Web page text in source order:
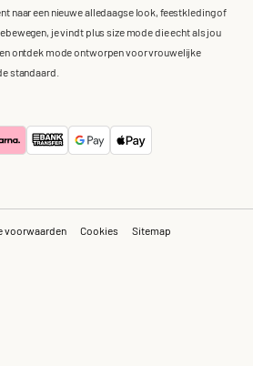
naar een nieuwe alledaagse look, feestkleding of
je vindt plus size mode die echt als jou
ontdek mode ontworpen voor vrouwelijke
standaard.
voorwaarden Cookies Sitemap